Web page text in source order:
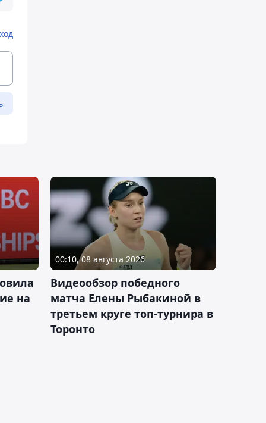
на
00:10, 08 августа 2026
Видеообзор победного
матча Елены Рыбакиной в
третьем круге топ-турнира в
Торонто